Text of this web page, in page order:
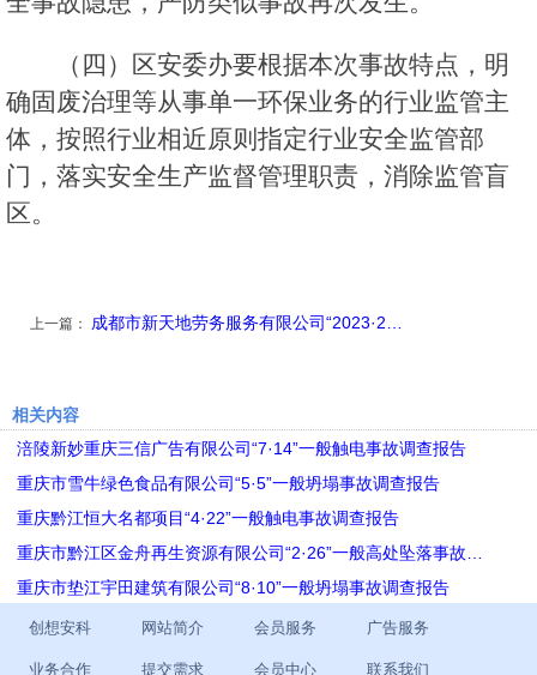
（四）区安委办要根据本次事故特点，明
确固废治理等从事单一环保业务的行业监管主
体，按照行业相近原则指定行业安全监管部
门，落实安全生产监督管理职责，消除监管盲
区。
上一篇： 成都市新天地劳务服务有限公司“2023·2…
相关内容
涪陵新妙重庆三信广告有限公司“7·14”一般触电事故调查报告
重庆市雪牛绿色食品有限公司“5·5”一般坍塌事故调查报告
重庆黔江恒大名都项目“4·22”一般触电事故调查报告
重庆市黔江区金舟再生资源有限公司“2·26”一般高处坠落事故…
重庆市垫江宇田建筑有限公司“8·10”一般坍塌事故调查报告
创想安科 网站简介 会员服务 广告服务
业务合作 提交需求 会员中心 联系我们